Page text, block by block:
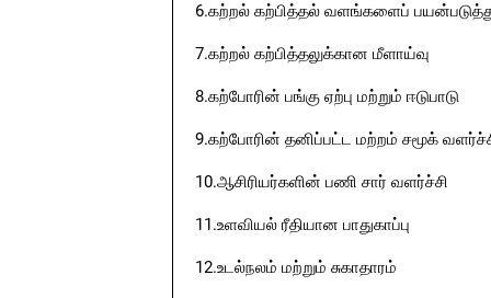
6.கற்றல் கற்பித்தல் வளங்களைப்
7.கற்றல் கற்பித்தலுக்கான மீளாய்வு
8.கற்போரின் பங்கு ஏற்பு மற்றும் ஈடுபாடு
9.கற்போரின் தனிப்பட்ட மற்றம் சமூக்
10.ஆசிரியர்களின் பணி சார் வளர்ச்சி
11.உளவியல் ரீதியான பாதுகாப்பு
12.உடல்நலம் மற்றும் சுகாதாரம்